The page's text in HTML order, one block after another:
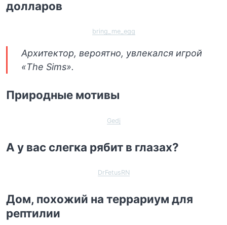
долларов
bring_me_egg
Архитектор, вероятно, увлекался игрой
«The Sims».
Природные мотивы
Gedj
А у вас слегка рябит в глазах?
DrFetusRN
Дом, похожий на террариум для
рептилии